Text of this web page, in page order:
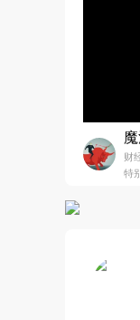
财
特